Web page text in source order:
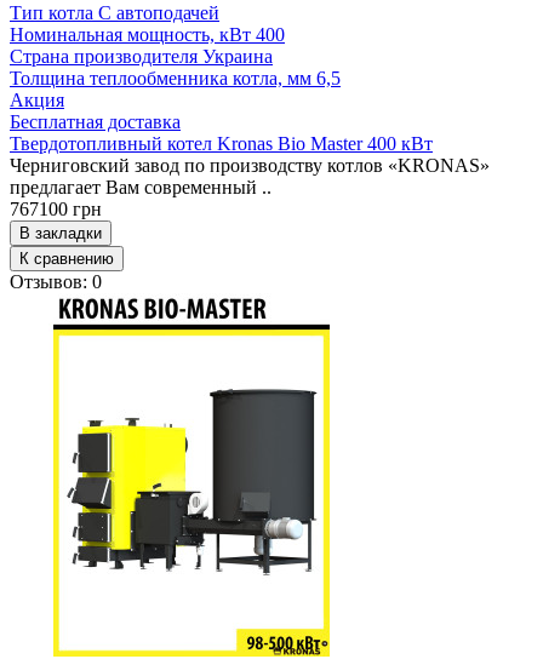
Тип котла С автоподачей
Номинальная мощность, кВт 400
Страна производителя Украина
Толщина теплообменника котла, мм 6,5
Акция
Бесплатная доставка
Твердотопливный котел Kronas Bio Master 400 кВт
Черниговский завод по производству котлов «KRONAS»
предлагает Вам современный ..
767100 грн
В закладки
К сравнению
Отзывов: 0